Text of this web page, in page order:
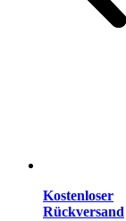
Kostenloser
Rückversand